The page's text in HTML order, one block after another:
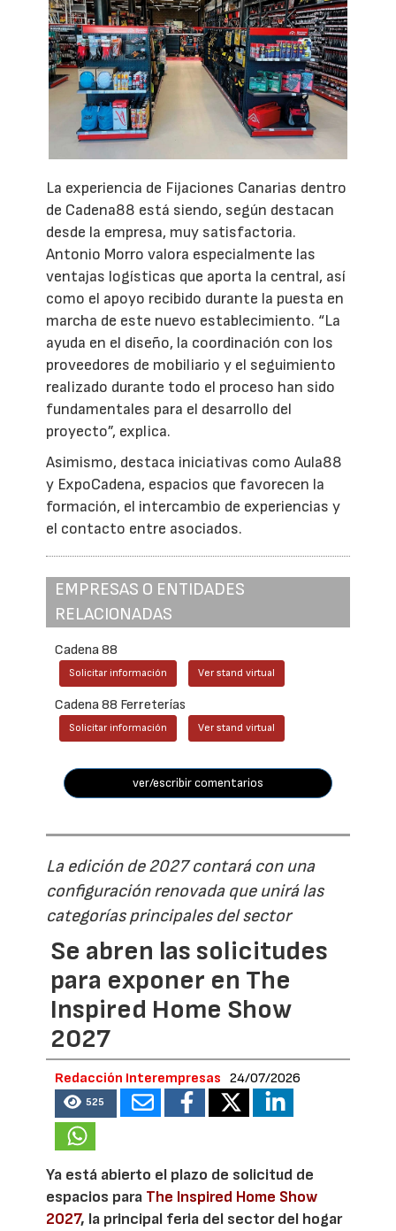
La experiencia de Fijaciones Canarias dentro
de Cadena88 está siendo, según destacan
desde la empresa, muy satisfactoria.
Antonio Morro valora especialmente las
ventajas logísticas que aporta la central, así
como el apoyo recibido durante la puesta en
marcha de este nuevo establecimiento. “La
ayuda en el diseño, la coordinación con los
proveedores de mobiliario y el seguimiento
realizado durante todo el proceso han sido
fundamentales para el desarrollo del
proyecto”, explica.
Asimismo, destaca iniciativas como Aula88
y ExpoCadena, espacios que favorecen la
formación, el intercambio de experiencias y
el contacto entre asociados.
EMPRESAS O ENTIDADES
RELACIONADAS
Cadena 88
Solicitar información Ver stand virtual
Cadena 88 Ferreterías
Solicitar información Ver stand virtual
ver/escribir comentarios
La edición de 2027 contará con una
configuración renovada que unirá las
categorías principales del sector
Se abren las solicitudes
para exponer en The
Inspired Home Show
2027
Redacción Interempresas 24/07/2026
525
Ya está abierto el plazo de solicitud de
espacios para The Inspired Home Show
2027, la principal feria del sector del hogar